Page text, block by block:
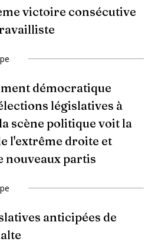
victoire consécutive
démocratique
législatives à
scène politique voit la
l'extrême droite et
nouveaux partis
anticipées de